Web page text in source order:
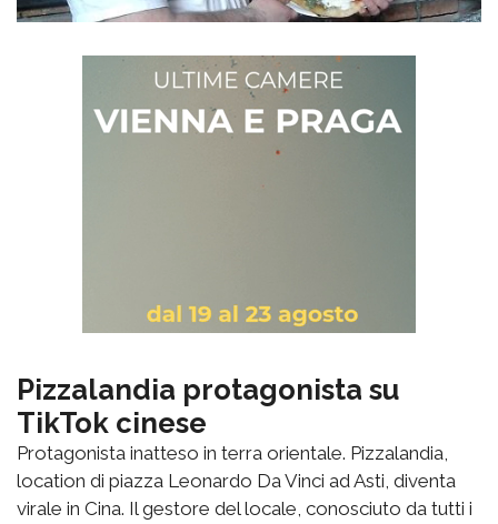
Pizzalandia protagonista su
TikTok cinese
Protagonista inatteso in terra orientale. Pizzalandia,
location di piazza Leonardo Da Vinci ad Asti, diventa
virale in Cina. Il gestore del locale, conosciuto da tutti i